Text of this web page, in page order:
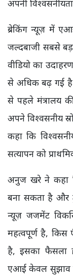
अपनी
ब्रेकिंग न्यूज़ में
जल्दबाजी सबसे
वीडियो का
से अधिक बढ़ गई है।
से पहले मंत्रालय
अपने विश्वसनीय
कहा कि
सत्यापन को
अनुज खरे ने कहा
बना सकता है और
न्यूज़ जजमेंट
महत्वपूर्ण है,
है, इसका फैसला
एआई केवल सुझाव दे